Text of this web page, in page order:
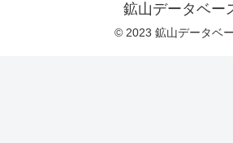
鉱山データベー
© 2023 鉱山データベ